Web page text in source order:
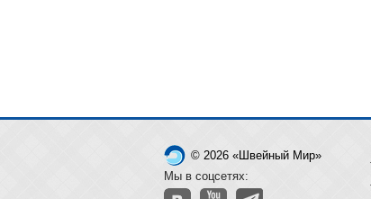
© 2026 «Швейный Мир»
Мы в соцсетях: